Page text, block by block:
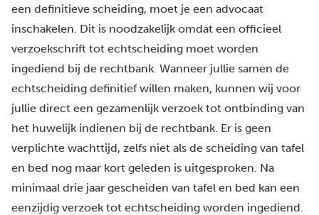
een definitieve scheiding, moet je een advocaat
inschakelen. Dit is noodzakelijk omdat een officieel
verzoekschrift tot echtscheiding moet worden
ingediend bij de rechtbank. Wanneer jullie samen de
echtscheiding definitief willen maken, kunnen wij voor
jullie direct een gezamenlijk verzoek tot ontbinding van
het huwelijk indienen bij de rechtbank. Er is geen
verplichte wachttijd, zelfs niet als de scheiding van tafel
en bed nog maar kort geleden is uitgesproken. Na
minimaal drie jaar gescheiden van tafel en bed kan een
eenzijdig verzoek tot echtscheiding worden ingediend.